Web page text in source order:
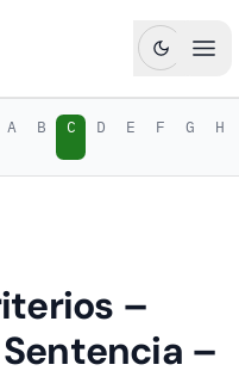
de Precisión
A B C D E F G H
–
–